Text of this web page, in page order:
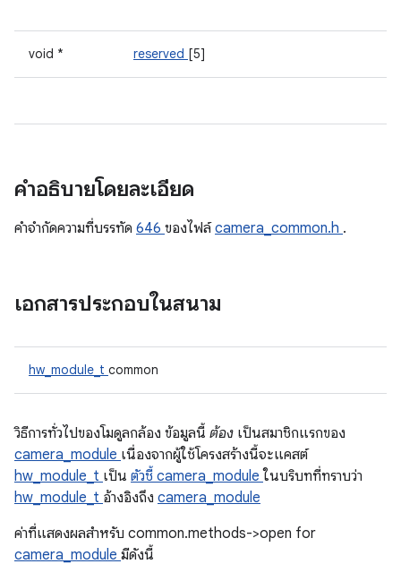
void * reserved [5]
คำอธิบายโดยละเอียด
คําจํากัดความที่บรรทัด 646 ของไฟล์camera_common.h .
เอกสารประกอบในสนาม
hw_module_t common
วิธีการทั่วไปของโมดูลกล้อง ข้อมูลนี้ ต้อง เป็นสมาชิกแรกของ
camera_module เนื่องจากผู้ใช้โครงสร้างนี้จะแคสต์
hw_module_t เป็น ตัวชี้ camera_module ในบริบทที่ทราบว่า
hw_module_t อ้างอิงถึง camera_module
ค่าที่แสดงผลสําหรับ common.methods->open for
camera_module มีดังนี้